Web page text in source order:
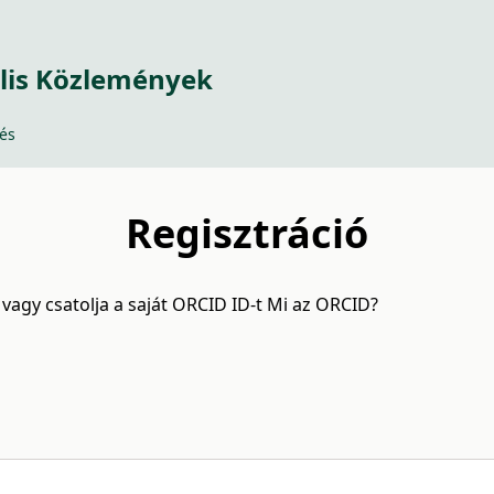
Közlemények
Regisztráció
csatolja a saját ORCID ID-t Mi az ORCID?